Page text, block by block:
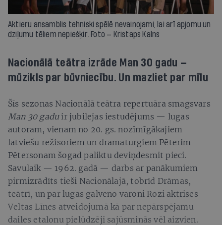
Aktieru ansamblis tehniski spēlē nevainojami, lai arī apjomu un
dziļumu tēliem nepiešķir. Foto — Kristaps Kalns
Nacionālā teātra izrāde Man 30 gadu —
mūzikls par būvniecību. Un mazliet par mīlu
Šīs sezonas Nacionālā teātra repertuāra smagsvars
Man 30 gadu ir jubilejas iestudējums — lugas
autoram, vienam no 20. gs. nozīmīgākajiem
latviešu režisoriem un dramaturgiem Pēterim
Pētersonam šogad paliktu deviņdesmit pieci.
Savulaik — 1962. gadā — darbs ar panākumiem
pirmizrādīts tieši Nacionālajā, tobrīd Drāmas,
teātrī, un par lugas galveno varoni Rozi aktrises
Veltas Līnes atveidojumā kā par nepārspējamu
dailes etalonu pielūdzēji sajūsminās vēl aizvien.